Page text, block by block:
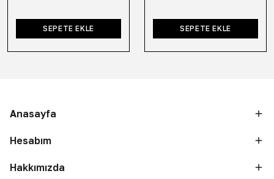
SEPETE EKLE SEPETE EKLE
Anasayfa
Hesabım
Hakkımızda